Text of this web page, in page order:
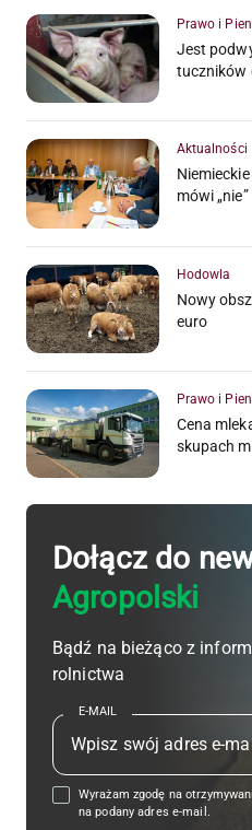
Prawo i
Jest
tuczników
Aktualności
mówi
Hodowla
Nowy
euro
Prawo i
Cena
skupach
Dołącz do
Agropolski
Bądź na bieżąco z
rolnictwa
E-MAIL
Wyrażam zgodę na
na podany adres e-mail.